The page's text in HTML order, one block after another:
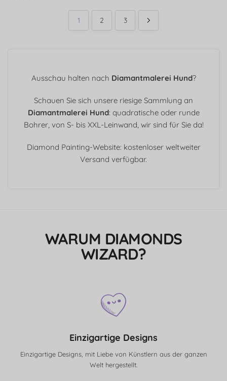
1 2 3
Ausschau halten nach Diamantmalerei Hund?
Schauen Sie sich unsere riesige Sammlung an
Diamantmalerei Hund: quadratische oder runde
Bohrer, von S- bis XXL-Leinwand, wir sind für Sie da!
Diamond Painting-Website: kostenloser weltweiter
Versand verfügbar.
WARUM DIAMONDS
WIZARD?
Einzigartige Designs
Einzigartige Designs, mit Liebe von Künstlern aus der ganzen
Welt hergestellt.